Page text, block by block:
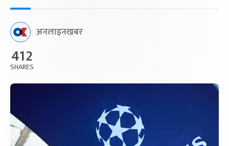
अनलाइनखबर
412
SHARES